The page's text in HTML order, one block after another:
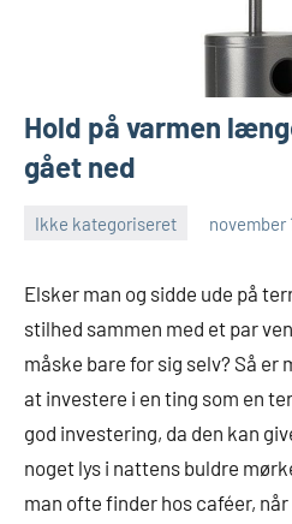
Hold på varmen
gået ned
Ikke kategoriseret november
Elsker man og sidde ude på
stilhed sammen med et par
måske bare for sig selv? Så
at investere i en ting som en
god investering, da den kan
noget lys i nattens buldre
man ofte finder hos caféer,